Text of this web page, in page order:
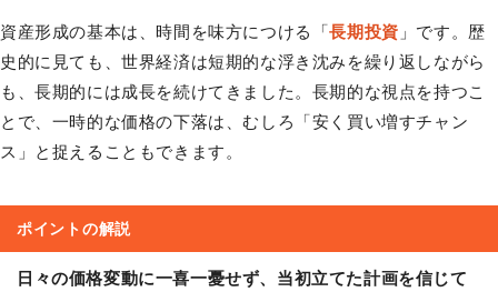
資産形成の基本は、時間を味方につける「長期投資 」です。歴
史的に見ても、世界経済は短期的な浮き沈みを繰り返しながら
も、長期的には成長を続けてきました。長期的な視点を持つこ
とで、一時的な価格の下落は、むしろ「安く買い増すチャン
ス」と捉えることもできます。
ポイントの解説
日々の価格変動に一喜一憂せず、当初立てた計画を信じて